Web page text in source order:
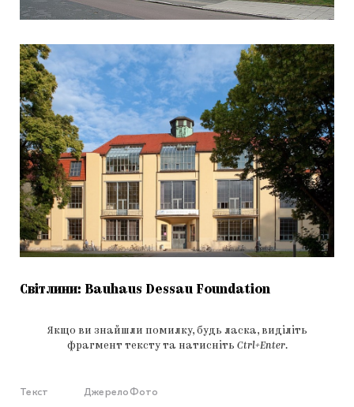
Світлини: Bauhaus Dessau Foundation
Якщо ви знайшли помилку, будь ласка, виділіть
фрагмент тексту та натисніть Ctrl+Enter.
Текст
Джерело Фото